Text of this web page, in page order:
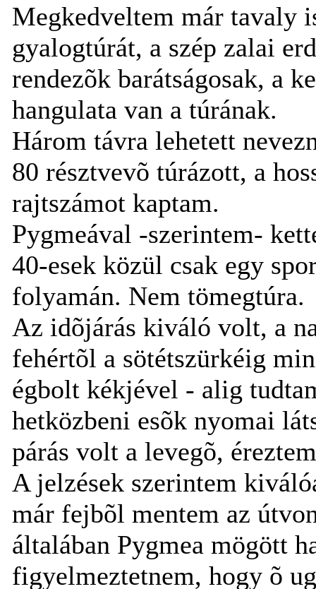
Megkedveltem már tavaly
gyalogtúrát, a szép zalai
rendezõk barátságosak, a
hangulata van a túrának.
Három távra lehetett
80 résztvevõ túrázott, a
rajtszámot kaptam.
Pygmeával -szerintem-
40-esek közül csak egy
folyamán. Nem tömegtúra.
Az idõjárás kiváló volt, a
fehértõl a sötétszürkéig
égbolt kékjével - alig
hetközbeni esõk nyomai
párás volt a levegõ,
A jelzések szerintem
már fejbõl mentem az
általában Pygmea mögött
figyelmeztetnem, hogy õ